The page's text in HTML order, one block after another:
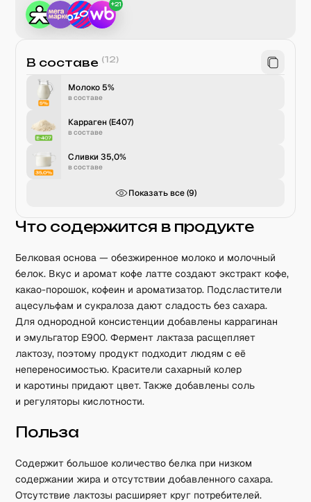
+21
Что содержится в продукте
Белковая основа — обезжиренное молоко и молочный
белок. Вкус и аромат кофе латте создают экстракт кофе,
какао-порошок, кофеин и ароматизатор. Подсластители
ацесульфам и сукралоза дают сладость без сахара.
Для однородной консистенции добавлены каррагинан
и эмульгатор Е900. Фермент лактаза расщепляет
лактозу, поэтому продукт подходит людям с её
непереносимостью. Красители сахарный колер
и каротины придают цвет. Также добавлены соль
и регуляторы кислотности.
Польза
Содержит большое количество белка при низком
содержании жира и отсутствии добавленного сахара.
Отсутствие лактозы расширяет круг потребителей.
В составе (12)
Молоко 5%
в составе
Карраген (E407)
в составе
Сливки 35,0%
в составе
Показать все (9)